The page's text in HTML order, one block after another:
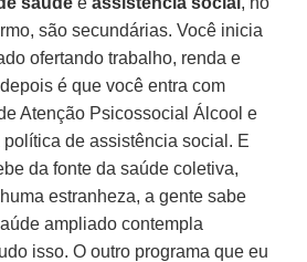
são secundárias. Você inicia
ofertando trabalho, renda e
é que você entra com
Atenção Psicossocial Álcool e
política de assistência social. E
da fonte da saúde coletiva,
estranheza, a gente sabe
ampliado contempla
isso. O outro programa que eu